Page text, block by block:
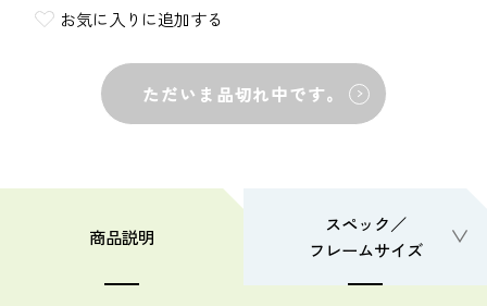
お気に入りに追加する
ただいま品切れ中です。
商品説明
スペック／
フレームサイズ